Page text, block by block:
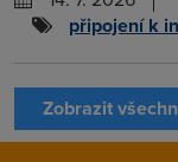
připojení k
Zobrazit